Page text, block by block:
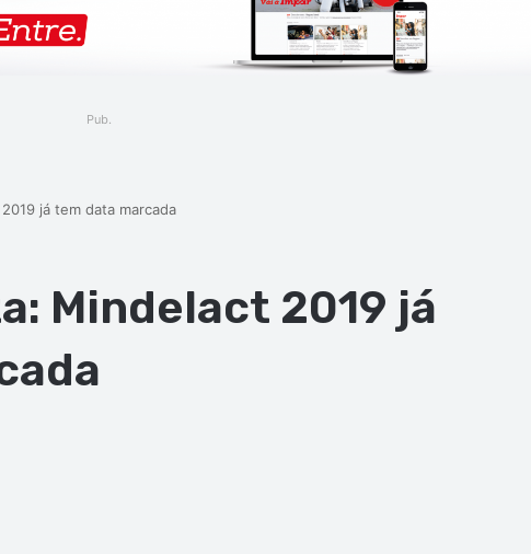
Pub.
já tem data marcada
Mindelact 2019 já